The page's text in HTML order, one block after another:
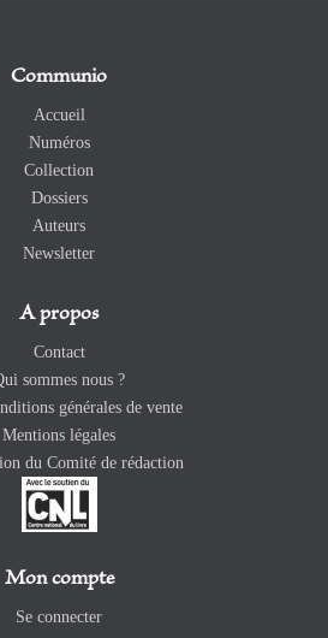
Communio
Accueil
Numéros
Collection
Dossiers
Auteurs
Newsletter
A propos
Contact
sommes nous ?
générales de vente
Mentions légales
du Comité de rédaction
Mon compte
Se connecter